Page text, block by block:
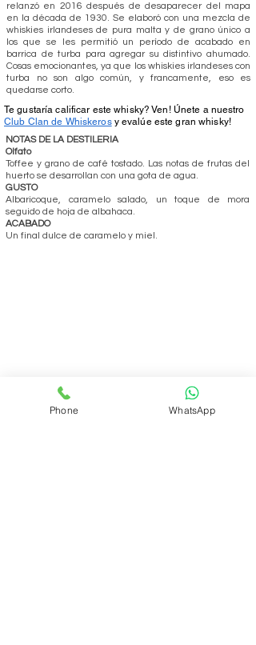
relanzó en 2016 después de desaparecer del mapa
en la década de 1930. Se elaboró ​​con una mezcla de
whiskies irlandeses de pura malta y de grano único a
los que se les permitió un período de acabado en
barrica de turba para agregar su distintivo ahumado.
Cosas emocionantes, ya que los whiskies irlandeses con
turba no son algo común, y francamente, eso es
quedarse corto.
Te gustaría calificar este whisky? Ven! Únete a nuestro
Club Clan de Whiskerosy evalúe este gran whisky!
NOTAS DE LA DESTILERIA
Olfato
Toffee y grano de café tostado. Las notas de frutas del
huerto se desarrollan con una gota de agua.
GUSTO
Albaricoque, caramelo salado, un toque de mora
seguido de hoja de albahaca.
ACABADO
Un final dulce de caramelo y miel.
Phone WhatsApp